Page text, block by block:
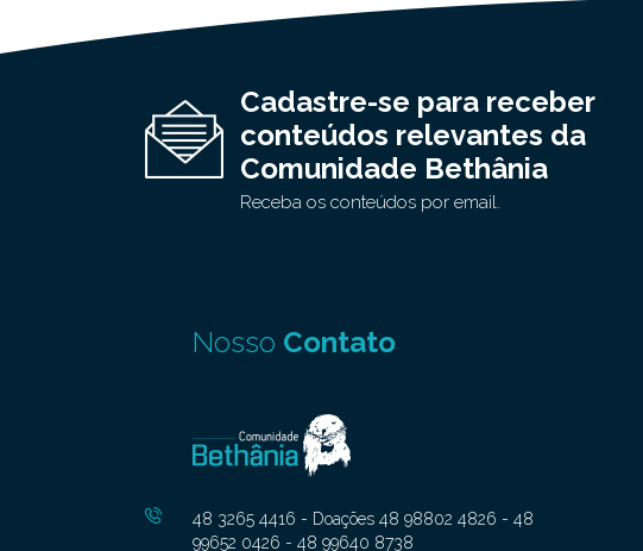
Cadastre-se para receber
conteúdos relevantes da
Comunidade Bethânia
Receba os conteúdos por email.
Nosso Contato
48 3265 4416 - Doações 48 98802 4826 - 48
99652 0426 - 48 99640 8738